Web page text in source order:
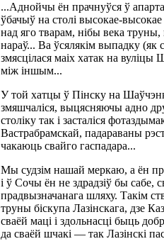
...Аднойчы ён прачнуўся ў
ўбачыў на столі высокае-высокае
над яго тварам, нібы века
нараў... Ва ўсялякім выпадку (як
змясцілася маіх хатак на вуліцы
між іншым...
У той хатцы ў Пінску на
змяшчаліся, выцясняючы адно
століку так і засталіся
Вастрабрамскай, падараваны
чакаюць свайго гаспадара...
Мы судзім нашай меркаю, а ён
і ў Сочы ён не здрадзіў бы
прадвызначанага шляху. Такім
труны біскупа Лазінскага, дзе
сваёй маці і здольнасці быць
да сваёй шчакі — так Лазінскі